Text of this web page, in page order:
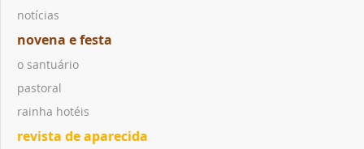
notícias
novena e festa
o santuário
pastoral
rainha hotéis
revista de aparecida